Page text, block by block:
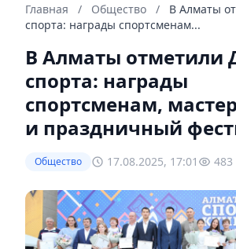
Главная / Общество /
В Алматы
спорта: награды спортсменам...
В Алматы отметили
спорта: награды
спортсменам,
и праздничный
Общество 17.08.2025, 17:01 483